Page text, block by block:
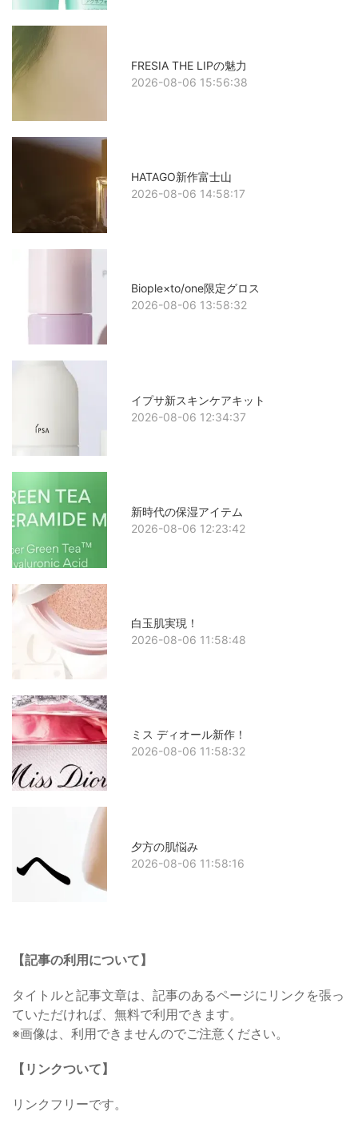
FRESIA THE LIPの魅力
2026-08-06 15:56:38
HATAGO新作富士山
2026-08-06 14:58:17
Biople×to/one限定グロス
2026-08-06 13:58:32
イプサ新スキンケアキット
2026-08-06 12:34:37
新時代の保湿アイテム
2026-08-06 12:23:42
白玉肌実現！
2026-08-06 11:58:48
ミス ディオール新作！
2026-08-06 11:58:32
夕方の肌悩み
2026-08-06 11:58:16
【記事の利用について】
タイトルと記事文章は、記事のあるページにリンクを張っ
ていただければ、無料で利用できます。
※画像は、利用できませんのでご注意ください。
【リンクついて】
リンクフリーです。